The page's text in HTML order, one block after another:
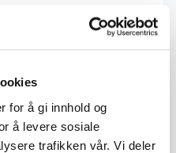
for å gi innhold og
å levere sosiale
trafikken vår. Vi deler
har høy
historiske
kvaliteter. Samlere